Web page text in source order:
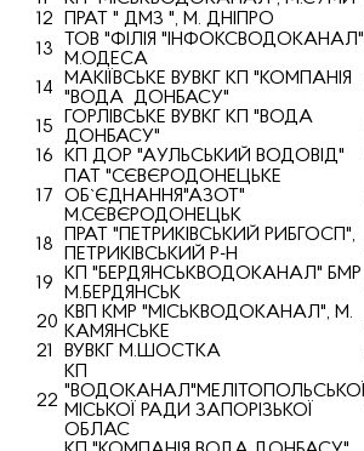
12
ПРАТ " ДМЗ ", М. ДНIПРО
13
ТОВ "ФIЛIЯ "IНФОКСВОДОКАНАЛ"
М.ОДЕСА
14
МАКIЇВСЬКЕ ВУВКГ КП "КОМПАНIЯ
"ВОДА ДОНБАСУ"
15
ГОРЛIВСЬКЕ ВУВКГ КП "ВОДА
ДОНБАСУ"
16
КП ДОР "АУЛЬСЬКИЙ ВОДОВIД"
17
ПАТ "СЄВЄРОДОНЕЦЬКЕ
ОБ`ЄДНАННЯ"АЗОТ"
М.СЄВЄРОДОНЕЦЬК
18
ПРАТ "ПЕТРИКIВСЬКИЙ РИБГОСП",
ПЕТРИКIВСЬКИЙ Р-Н
19
КП "БЕРДЯНСЬКВОДОКАНАЛ" БМР
М.БЕРДЯНСЬК
20 КВП КМР "МIСЬКВОДОКАНАЛ", М.
КАМЯНСЬКЕ
21
ВУВКГ М.ШОСТКА
22
КП
"ВОДОКАНАЛ"МЕЛIТОПОЛЬСЬКОЇ
МIСЬКОЇ РАДИ ЗАПОРIЗЬКОЇ
ОБЛАС